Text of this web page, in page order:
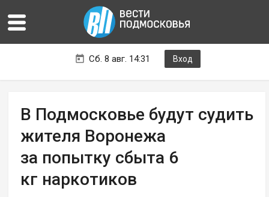
Сб. 8 авг. 14:31 Вход
В Подмосковье будут судить
жителя Воронежа
за попытку сбыта 6
кг наркотиков